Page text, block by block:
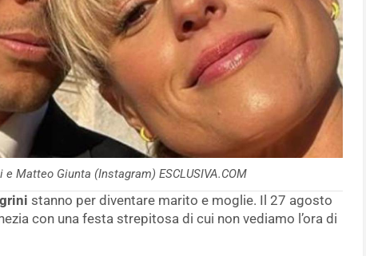
Matteo Giunta (Instagram) ESCLUSIVA.COM
stanno per diventare marito e moglie. Il 27 agosto
con una festa strepitosa di cui non vediamo l’ora di